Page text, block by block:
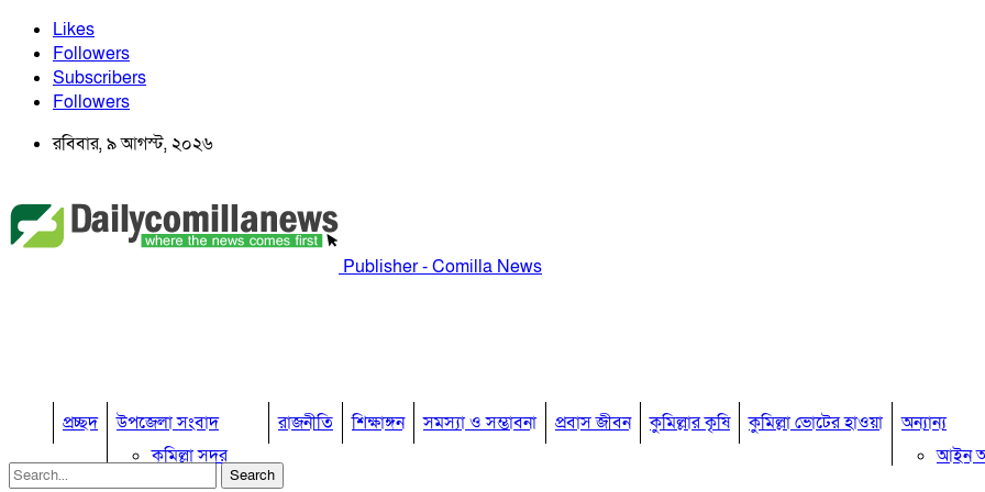
Likes
Followers
Subscribers
Followers
রবিবার, ৯ আগস্ট, ২০২৬
Publisher - Comilla News
প্রচ্ছদ
উপজেলা সংবাদ
কুমিল্লা সদর
কুমিল্লা সদর দক্ষিণ
রাজনীতি শিক্ষাঙ্গন সমস্যা ও সম্ভাবনা প্রবাস জীবন কুমিল্লার কৃষি কুমিল্লা ভোটের হাওয়া
অন্যান্য
আইন